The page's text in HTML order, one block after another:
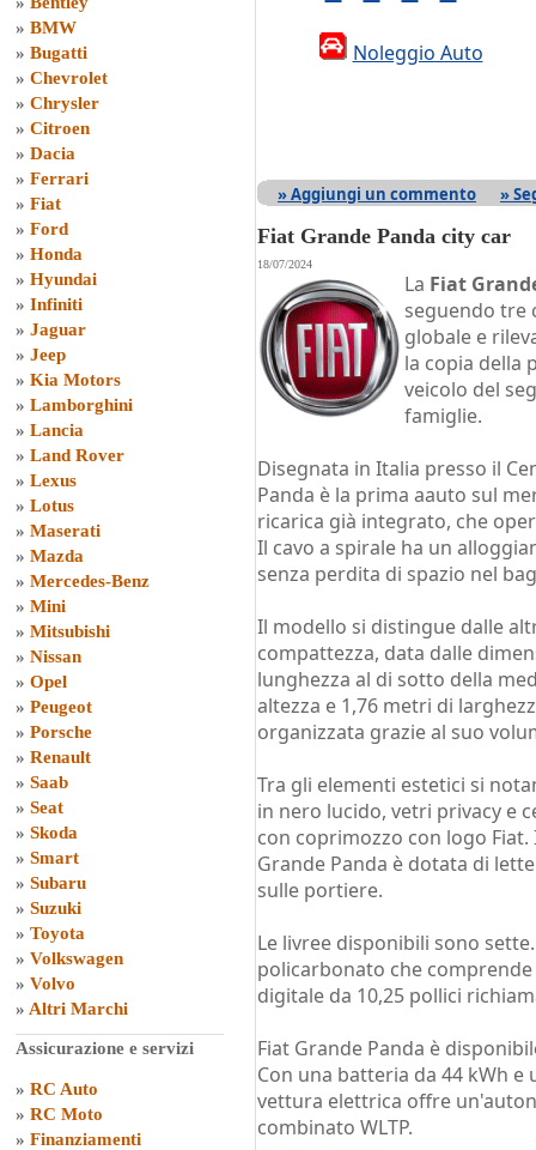
» BMW
» Bugatti
» Chevrolet
» Chrysler
» Citroen
» Dacia
» Ferrari
» Fiat
» Ford
» Honda
» Hyundai
» Infiniti
» Jaguar
» Jeep
» Kia Motors
» Lamborghini
» Lancia
» Land Rover
» Lexus
» Lotus
» Maserati
» Mazda
» Mercedes-Benz
» Mini
» Mitsubishi
» Nissan
» Opel
» Peugeot
» Porsche
» Renault
» Saab
» Seat
» Skoda
» Smart
» Subaru
» Suzuki
» Toyota
» Volkswagen
» Volvo
» Altri Marchi
Assicurazione e servizi
» RC Auto
» RC Moto
» Finanziamenti
Noleggio Auto
» Aggiungi un commento »
Fiat Grande Panda city car
18/07/2024
La Fiat
seguendo tre
globale e
la copia della
veicolo del
famiglie.
Disegnata in Italia presso il
Panda è la prima aauto sul
ricarica già integrato, che
Il cavo a spirale ha un
senza perdita di spazio nel
Il modello si distingue dalle
compattezza, data dalle
lunghezza al di sotto della
altezza e 1,76 metri di
organizzata grazie al suo
Tra gli elementi estetici si
in nero lucido, vetri privacy e
con coprimozzo con logo
Grande Panda è dotata di
sulle portiere.
Le livree disponibili sono
policarbonato che
digitale da 10,25 pollici
Fiat Grande Panda è
Con una batteria da 44 kWh
vettura elettrica offre
combinato WLTP.